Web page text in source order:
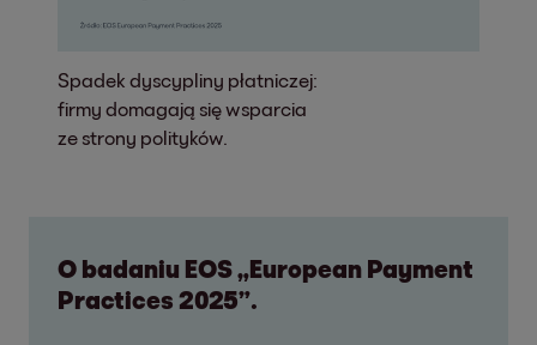
Spadek dyscypliny płatniczej:
firmy domagają się wsparcia
ze strony polityków.
O badaniu EOS „European Payment
Practices 2025”.